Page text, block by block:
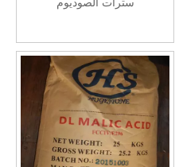
سترات الصوديوم